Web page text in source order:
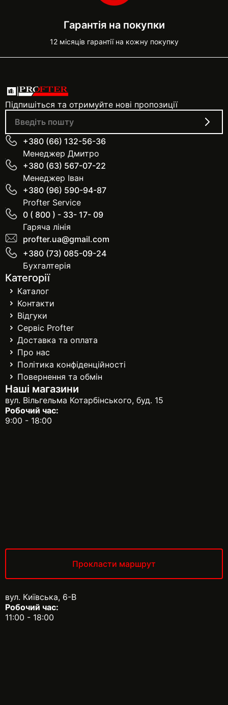
Гарантія на покупки
12 місяців гарантії на кожну покупку
Підпишіться та отримуйте нові пропозиції
+380 (66) 132-56-36
Менеджер Дмитро
+380 (63) 567-07-22
Менеджер Іван
+380 (96) 590-94-87
Profter Service
0 ( 800 ) - 33- 17- 09
Гаряча лінія
profter.ua@gmail.com
+380 (73) 085-09-24
Бухгалтерія
Категорії
Каталог
Контакти
Відгуки
Сервіс Profter
Доставка та оплата
Про нас
Політика конфіденційності
Повернення та обмін
Наші магазини
вул. Вільгельма Котарбінського, буд. 15
Робочий час:
9:00 - 18:00
Прокласти маршрут
вул. Київська, 6-В
Робочий час:
11:00 - 18:00